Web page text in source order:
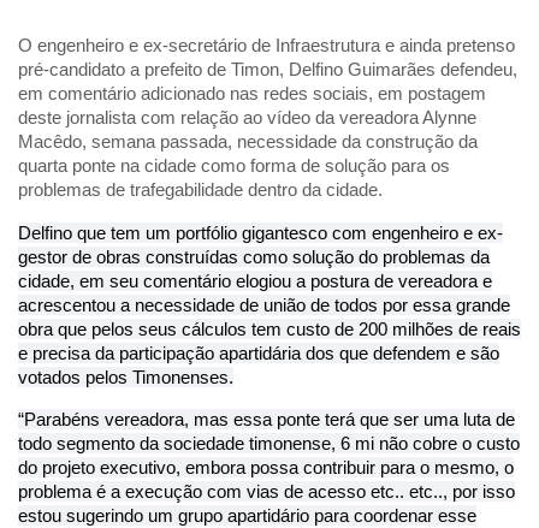
O engenheiro e ex-secretário de Infraestrutura e ainda pretenso
pré-candidato a prefeito de Timon, Delfino Guimarães defendeu,
em comentário adicionado nas redes sociais, em postagem
deste jornalista com relação ao vídeo da vereadora Alynne
Macêdo, semana passada, necessidade da construção da
quarta ponte na cidade como forma de solução para os
problemas de trafegabilidade dentro da cidade.
Delfino que tem um portfólio gigantesco com engenheiro e ex-
gestor de obras construídas como solução do problemas da
cidade, em seu comentário elogiou a postura de vereadora e
acrescentou a necessidade de união de todos por essa grande
obra que pelos seus cálculos tem custo de 200 milhões de reais
e precisa da participação apartidária dos que defendem e são
votados pelos Timonenses.
“Parabéns vereadora, mas essa ponte terá que ser uma luta de
todo segmento da sociedade timonense, 6 mi não cobre o custo
do projeto executivo, embora possa contribuir para o mesmo, o
problema é a execução com vias de acesso etc.. etc.., por isso
estou sugerindo um grupo apartidário para coordenar esse